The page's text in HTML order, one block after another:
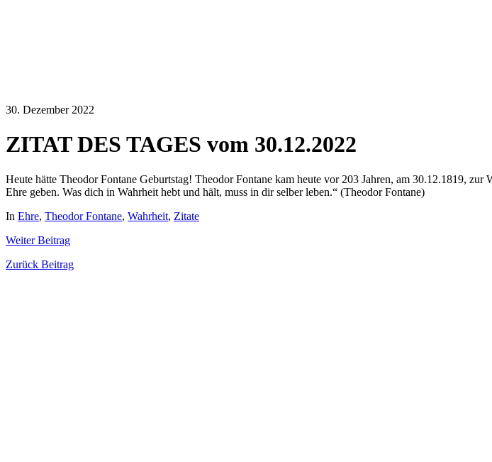
30. Dezember 2022
ZITAT DES TAGES vom 30.12.2022
Heute hätte Theodor Fontane Geburtstag! Theodor Fontane kam heute vor 203 Jahren, am 30.12.1819,
Ehre geben. Was dich in Wahrheit hebt und hält, muss in dir selber leben.“ (Theodor Fontane)
In Ehre, Theodor Fontane, Wahrheit, Zitate
WeiterBeitrag
Zurück Beitrag